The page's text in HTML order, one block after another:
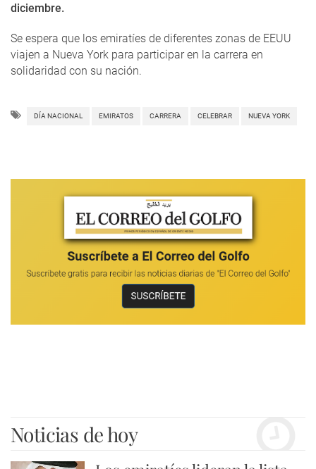
diciembre.
Se espera que los emiratíes de diferentes zonas de EEUU
viajen a Nueva York para participar en la carrera en
solidaridad con su nación.
DÍA NACIONAL EMIRATOS CARRERA CELEBRAR NUEVA YORK
Noticias de hoy